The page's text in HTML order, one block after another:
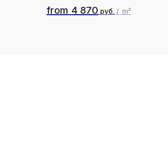
from 4 870 руб. / m²